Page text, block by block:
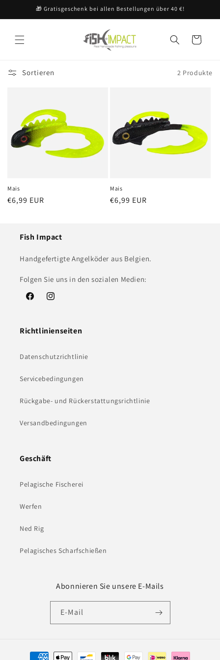
Inhalt
🎁 Gratisgeschenk bei allen Bestellungen über 40 €!
Warenkorb
Sortieren 2 Produkte
Mais
Normaler
€6,99 EUR
Mais
Normaler
€6,99 EUR
Fish Impact
Handgefertigte Angelköder aus Belgien.
Folgen Sie uns in den sozialen Medien:
FacebookInstagram
Richtlinienseiten
Datenschutzrichtlinie
Servicebedingungen
Rückgabe- und Rückerstattungsrichtlinie
Versandbedingungen
Geschäft
Pelagische Fischerei
Werfen
Ned Rig
Pelagisches Scharfschießen
Abonnieren Sie unsere E-Mails
E-Mail
Zahlungsmethoden